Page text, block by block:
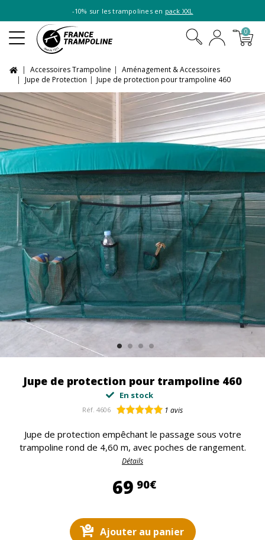
-10% sur les trampolines en pack XXL
0
Accessoires Trampoline
Aménagement & Accessoires
Jupe de Protection
Jupe de protection pour trampoline 460
Jupe de protection pour trampoline 460
En stock
Réf. 4606 1 avis
Jupe de protection empêchant le passage sous votre
trampoline rond de 4,60 m, avec poches de rangement.
Détails
69 90€69,90 €
Ajouter au panier